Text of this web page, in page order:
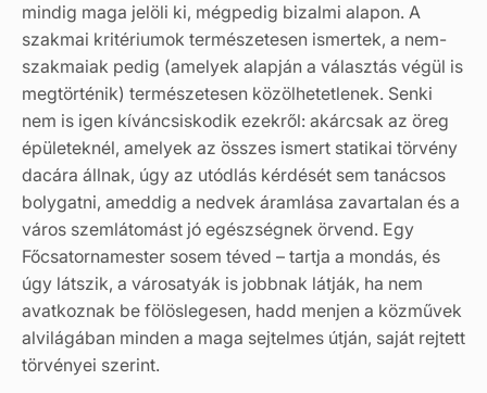
mindig maga jelöli ki, mégpedig bizalmi alapon. A
szakmai kritériumok természetesen ismertek, a nem-
szakmaiak pedig (amelyek alapján a választás végül is
megtörténik) természetesen közölhetetlenek. Senki
nem is igen kíváncsiskodik ezekről: akárcsak az öreg
épületeknél, amelyek az összes ismert statikai törvény
dacára állnak, úgy az utódlás kérdését sem tanácsos
bolygatni, ameddig a nedvek áramlása zavartalan és a
város szemlátomást jó egészségnek örvend. Egy
Főcsatornamester sosem téved – tartja a mondás, és
úgy látszik, a városatyák is jobbnak látják, ha nem
avatkoznak be fölöslegesen, hadd menjen a közművek
alvilágában minden a maga sejtelmes útján, saját rejtett
törvényei szerint.